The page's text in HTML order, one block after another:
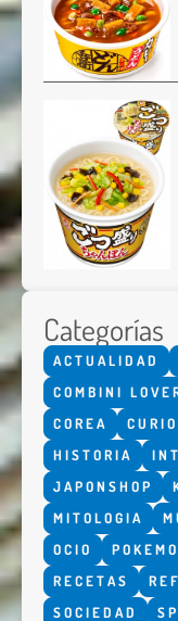
Categorías
ACTUALIDAD
COMBINI
COREA
HISTORIA
JAPONSHOP
MITOLOGIA
OCIO
RECETAS
SOCIEDAD